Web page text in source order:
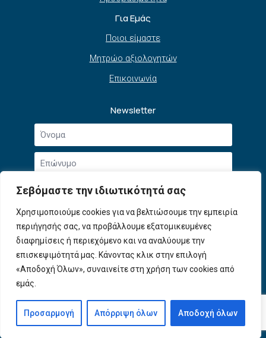
Σεβόμαστε την ιδιωτικότητά σας
Χρησιμοποιούμε cookies για να βελτιώσουμε την εμπειρία
περιήγησής σας, να προβάλλουμε εξατομικευμένες
διαφημίσεις ή περιεχόμενο και να αναλύουμε την
επισκεψιμότητά μας. Κάνοντας κλικ στην επιλογή
«Αποδοχή Όλων», συναινείτε στη χρήση των cookies από
εμάς.
Προσαρμογή Απόρριψη όλων Αποδοχή όλων
Για Εμάς
Ποιοι είμαστε
Μητρώο αξιολογητών
Επικοινωνία
Newsletter
Όνομα
Επώνυμο
Email
*
Αποδοχή
όρων
χρήσης
*
Συμφωνώ με την Πολιτική Απορρήτουκαι τους
Όρους Χρήσης.
Εγγραφή
© 2026 ΕΦΕΠΑΕ. All Rights Reserved
Developed by